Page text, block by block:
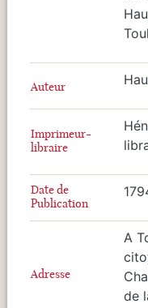
Auteur
Imprimeur-
libraire
Date de
Publication
Adresse
A
de